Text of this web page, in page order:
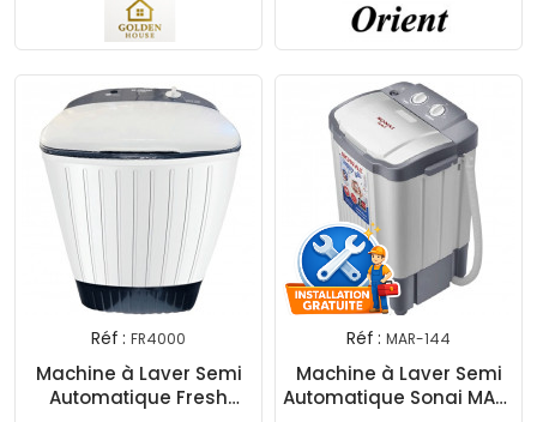
Réf : FR4000
Machine à Laver Semi
Automatique Fresh
Réf : MAR-144
Machine à Laver Semi
Automatique Sonai MAR-